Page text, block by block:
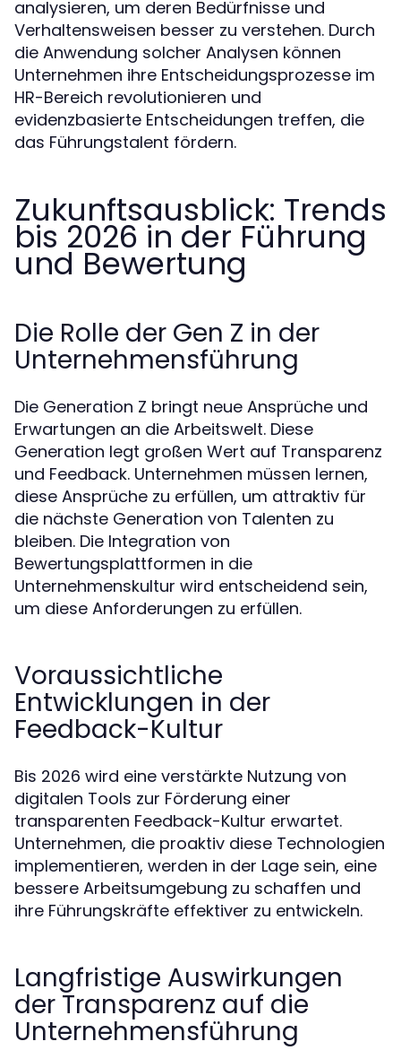
analysieren, um deren Bedürfnisse und
Verhaltensweisen besser zu verstehen. Durch
die Anwendung solcher Analysen können
Unternehmen ihre Entscheidungsprozesse im
HR-Bereich revolutionieren und
evidenzbasierte Entscheidungen treffen, die
das Führungstalent fördern.
Zukunftsausblick: Trends
bis 2026 in der Führung
und Bewertung
Die Rolle der Gen Z in der
Unternehmensführung
Die Generation Z bringt neue Ansprüche und
Erwartungen an die Arbeitswelt. Diese
Generation legt großen Wert auf Transparenz
und Feedback. Unternehmen müssen lernen,
diese Ansprüche zu erfüllen, um attraktiv für
die nächste Generation von Talenten zu
bleiben. Die Integration von
Bewertungsplattformen in die
Unternehmenskultur wird entscheidend sein,
um diese Anforderungen zu erfüllen.
Voraussichtliche
Entwicklungen in der
Feedback-Kultur
Bis 2026 wird eine verstärkte Nutzung von
digitalen Tools zur Förderung einer
transparenten Feedback-Kultur erwartet.
Unternehmen, die proaktiv diese Technologien
implementieren, werden in der Lage sein, eine
bessere Arbeitsumgebung zu schaffen und
ihre Führungskräfte effektiver zu entwickeln.
Langfristige Auswirkungen
der Transparenz auf die
Unternehmensführung